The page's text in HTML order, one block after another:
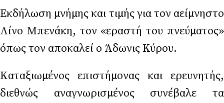
Εκδήλωση μνήμης και τιμής για τον αείμνηστο
Λίνο Μπενάκη, τον «εραστή του πνεύματος»
όπως τον αποκαλεί ο Άδωνις Κύρου.
Καταξιωμένος επιστήμονας και ερευνητής,
διεθνώς αναγνωρισμένος συνέβαλε τα